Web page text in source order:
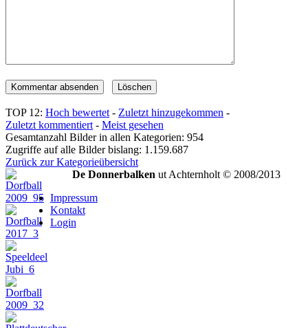
TOP 12: Hoch bewertet - Zuletzt hinzugekommen -
Zuletzt kommentiert - Meist gesehen
Gesamtanzahl Bilder in allen Kategorien: 954
Zugriffe auf alle Bilder bislang: 1.159.687
Zurück zur Kategorieübersicht
De Donnerbalken ut Achternholt © 2008/2013
Impressum
Kontakt
Login